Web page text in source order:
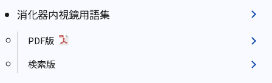
消化器内視鏡用語集
PDF版
検索版